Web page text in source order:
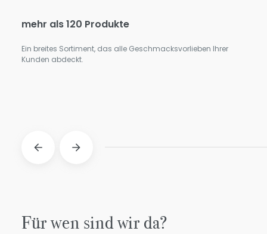
mehr als 120 Produkte
Ein breites Sortiment, das alle Geschmacksvorlieben Ihrer
Kunden abdeckt.
Für wen sind wir da?